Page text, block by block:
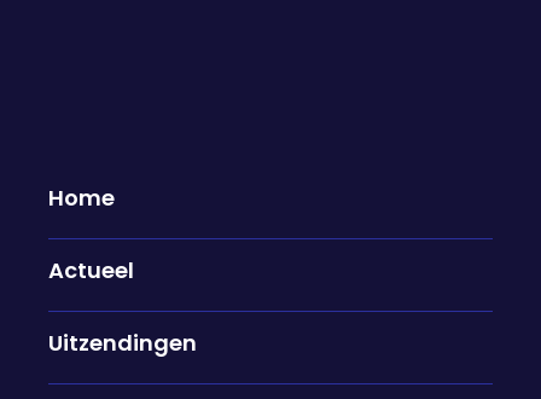
Home
Actueel
Uitzendingen
Mart de Kruif & Huib Modderkolk
Het Oekraïense leger heeft vannacht een
grootschalige aanval uitgevoerd op Sint-
Petersburg. Met drones werden een olieterminal